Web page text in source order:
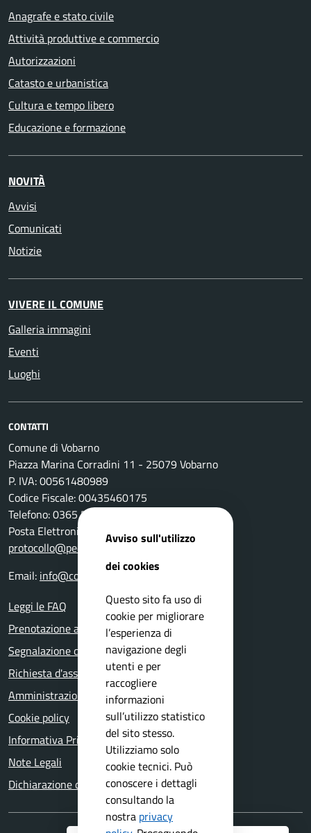
Anagrafe e stato civile
Attività produttive e commercio
Autorizzazioni
Catasto e urbanistica
Cultura e tempo libero
Educazione e formazione
NOVITÀ
Avvisi
Comunicati
Notizie
VIVERE IL COMUNE
Galleria immagini
Eventi
Luoghi
CONTATTI
Comune di Vobarno
Piazza Marina Corradini 11 - 25079 Vobarno
P. IVA: 00561480989
Codice Fiscale: 00435460175
Telefono: 0365 596011
Posta Elettronica Certificata:
protocollo@pec.comune.vobarno.bs.it
Email: info@comune.vobarno.bs.it
Leggi le FAQ
Prenotazione appuntamento
Segnalazione disservizio
Richiesta d'assistenza
Amministrazione trasparente
Cookie policy
Informativa Privacy
Note Legali
Dichiarazione di accessibilità
Avviso sull'utilizzo
dei cookies
Questo sito fa uso di
cookie per migliorare
l’esperienza di
navigazione degli
utenti e per
raccogliere
informazioni
sull’utilizzo statistico
del sito stesso.
Utilizziamo solo
cookie tecnici. Può
conoscere i dettagli
consultando la
nostra privacy